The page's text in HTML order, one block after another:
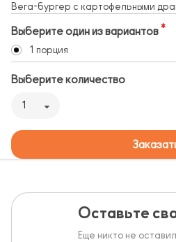
Вега-бургер с картофельными
Выберите один из вариантов
1 порция
Выберите количество
1
Оставьте
Еще никто не